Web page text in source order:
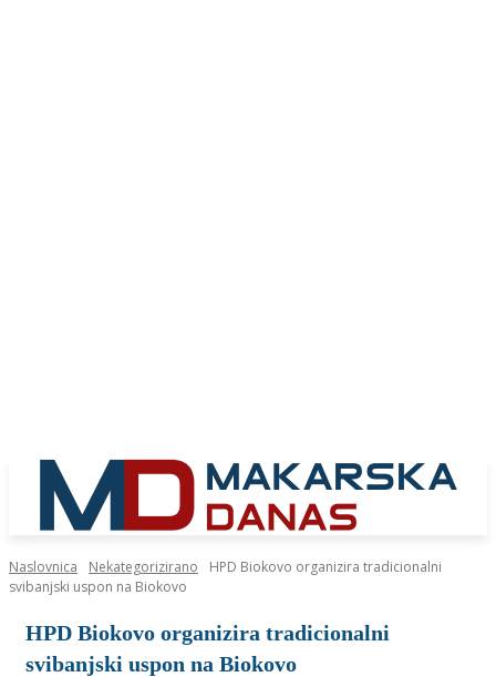
Naslovnica Nekategorizirano
HPD Biokovo organizira tradicionalni
svibanjski uspon na Biokovo
HPD Biokovo organizira tradicionalni
svibanjski uspon na Biokovo